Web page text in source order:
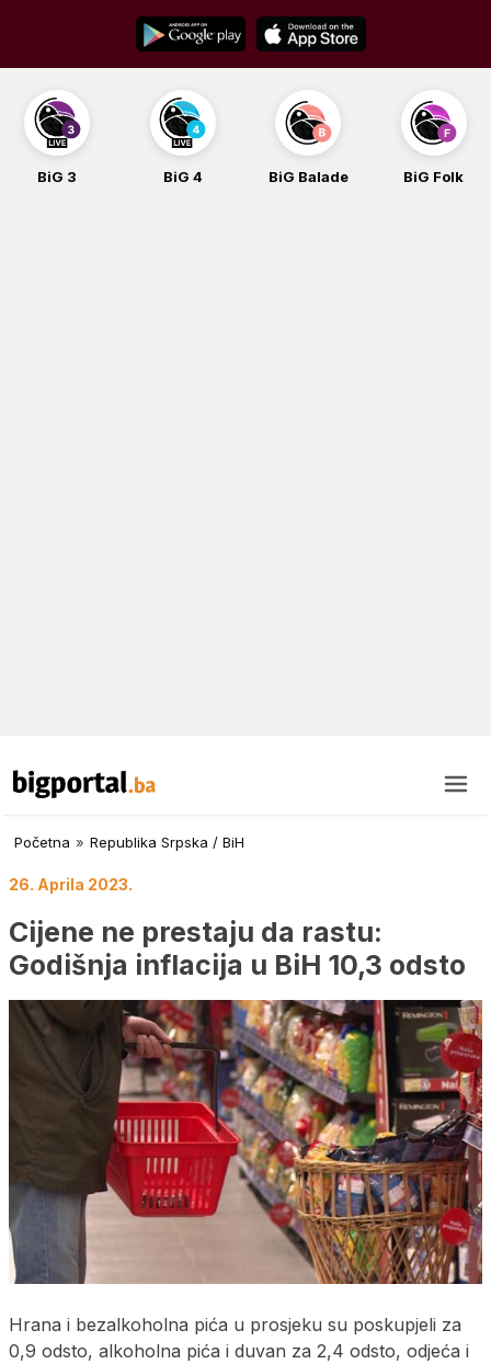
content
BiG 3 BiG 4 BiG Balade BiG Folk
Početna » Republika Srpska / BiH
26. Aprila 2023.
Cijene ne prestaju da rastu:
Godišnja inflacija u BiH 10,3 odsto
Hrana i bezalkoholna pića u prosjeku su poskupjeli za
0,9 odsto, alkoholna pića i duvan za 2,4 odsto, odjeća i